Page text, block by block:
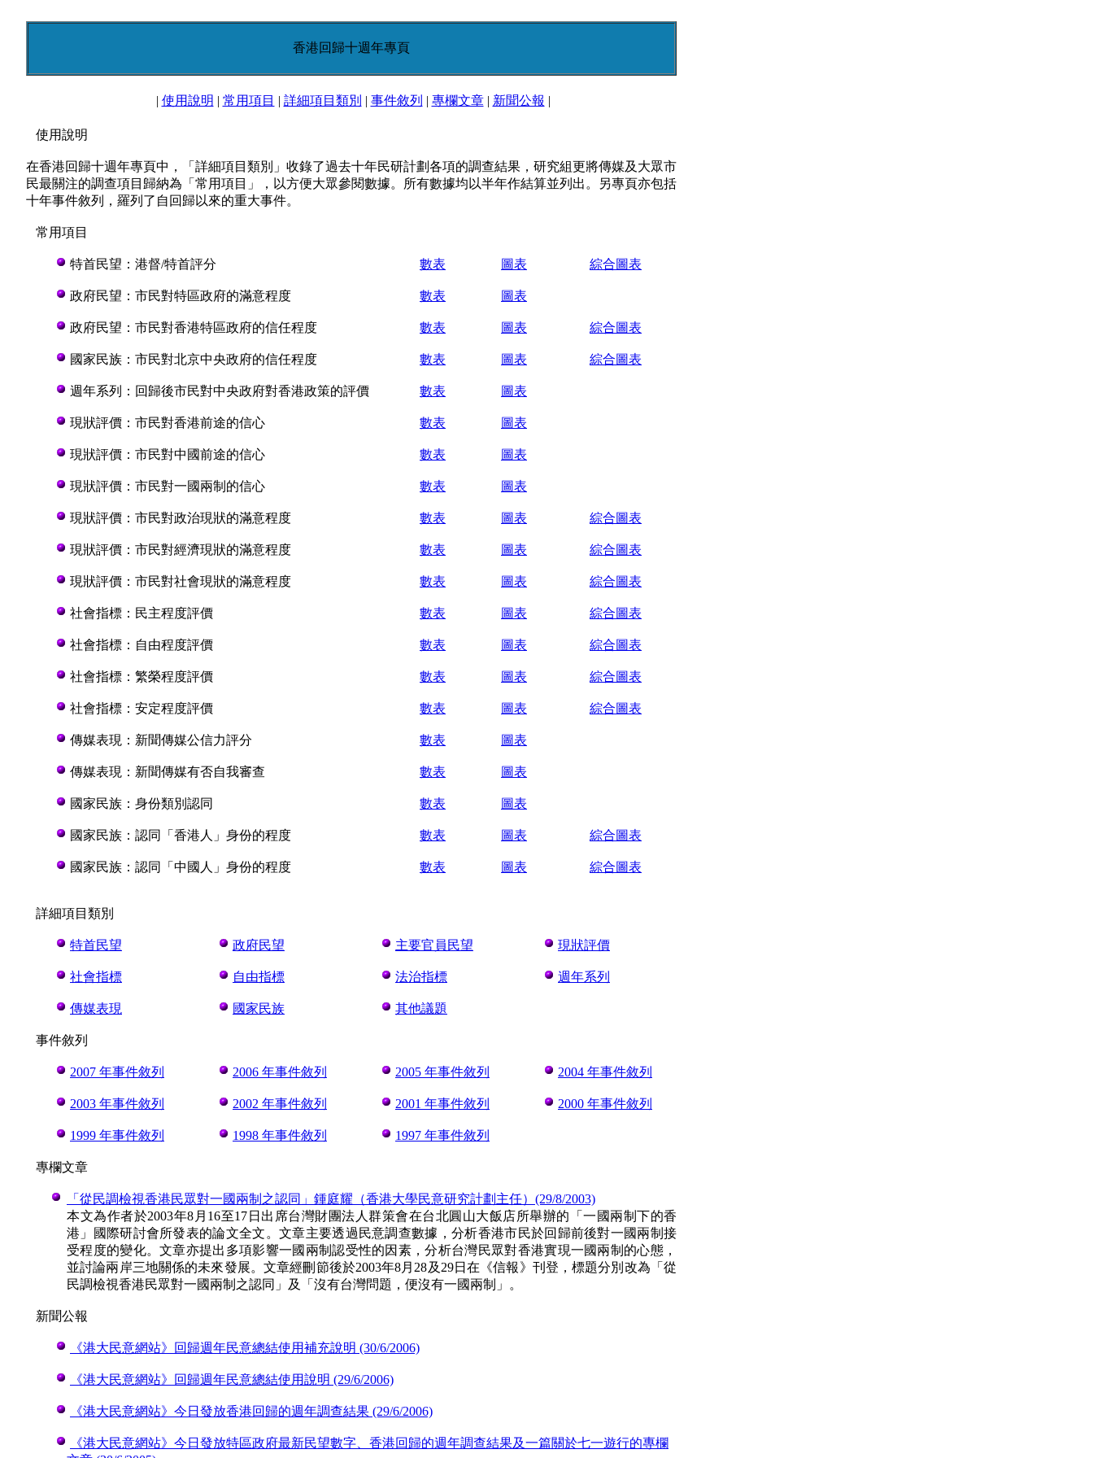
香港回歸十週年專頁
| 使用說明 | 常用項目 | 詳細項目類別 | 事件敘列 | 專欄文章| 新聞公報 |
使用說明
在香港回歸十週年專頁中，「詳細項目類別」收錄了過去十年民研計劃各項的調查結果，研究組更將傳媒及大眾市
民最關注的調查項目歸納為「常用項目」，以方便大眾參閱數據。所有數據均以半年作結算並列出。另專頁亦包括
十年事件敘列，羅列了自回歸以來的重大事件。
常用項目
特首民望：港督/特首評分 數表 圖表 綜合圖表
政府民望：市民對特區政府的滿意程度 數表 圖表
政府民望：市民對香港特區政府的信任程度 數表 圖表 綜合圖表
國家民族：市民對北京中央政府的信任程度 數表 圖表 綜合圖表
週年系列：回歸後市民對中央政府對香港政策的評價 數表 圖表
現狀評價：市民對香港前途的信心 數表 圖表
現狀評價：市民對中國前途的信心 數表 圖表
現狀評價：市民對一國兩制的信心 數表 圖表
現狀評價：市民對政治現狀的滿意程度 數表 圖表 綜合圖表
現狀評價：市民對經濟現狀的滿意程度 數表 圖表 綜合圖表
現狀評價：市民對社會現狀的滿意程度 數表 圖表 綜合圖表
社會指標：民主程度評價 數表 圖表 綜合圖表
社會指標：自由程度評價 數表 圖表 綜合圖表
社會指標：繁榮程度評價 數表 圖表 綜合圖表
社會指標：安定程度評價 數表 圖表 綜合圖表
傳媒表現：新聞傳媒公信力評分 數表 圖表
傳媒表現：新聞傳媒有否自我審查 數表 圖表
國家民族：身份類別認同 數表 圖表
國家民族：認同「香港人」身份的程度 數表 圖表 綜合圖表
國家民族：認同「中國人」身份的程度 數表 圖表 綜合圖表
詳細項目類別
特首民望 政府民望 主要官員民望 現狀評價
社會指標 自由指標 法治指標 週年系列
傳媒表現 國家民族 其他議題
事件敘列
2007 年事件敘列 2006 年事件敘列 2005 年事件敘列 2004 年事件敘列
2003 年事件敘列 2002 年事件敘列 2001 年事件敘列 2000 年事件敘列
1999 年事件敘列 1998 年事件敘列 1997 年事件敘列
專欄文章
「從民調檢視香港民眾對一國兩制之認同」鍾庭耀（香港大學民意研究計劃主任）(29/8/2003)
本文為作者於2003年8月16至17日出席台灣財團法人群策會在台北圓山大飯店所舉辦的「一國兩制下的香
港」國際研討會所發表的論文全文。文章主要透過民意調查數據，分析香港市民於回歸前後對一國兩制接
受程度的變化。文章亦提出多項影響一國兩制認受性的因素，分析台灣民眾對香港實現一國兩制的心態，
並討論兩岸三地關係的未來發展。文章經刪節後於2003年8月28及29日在《信報》刊登，標題分別改為「從
民調檢視香港民眾對一國兩制之認同」及「沒有台灣問題，便沒有一國兩制」。
新聞公報
《港大民意網站》回歸週年民意總結使用補充說明 (30/6/2006)
《港大民意網站》回歸週年民意總結使用說明 (29/6/2006)
《港大民意網站》今日發放香港回歸的週年調查結果 (29/6/2006)
《港大民意網站》今日發放特區政府最新民望數字、香港回歸的週年調查結果及一篇關於七一遊行的專欄